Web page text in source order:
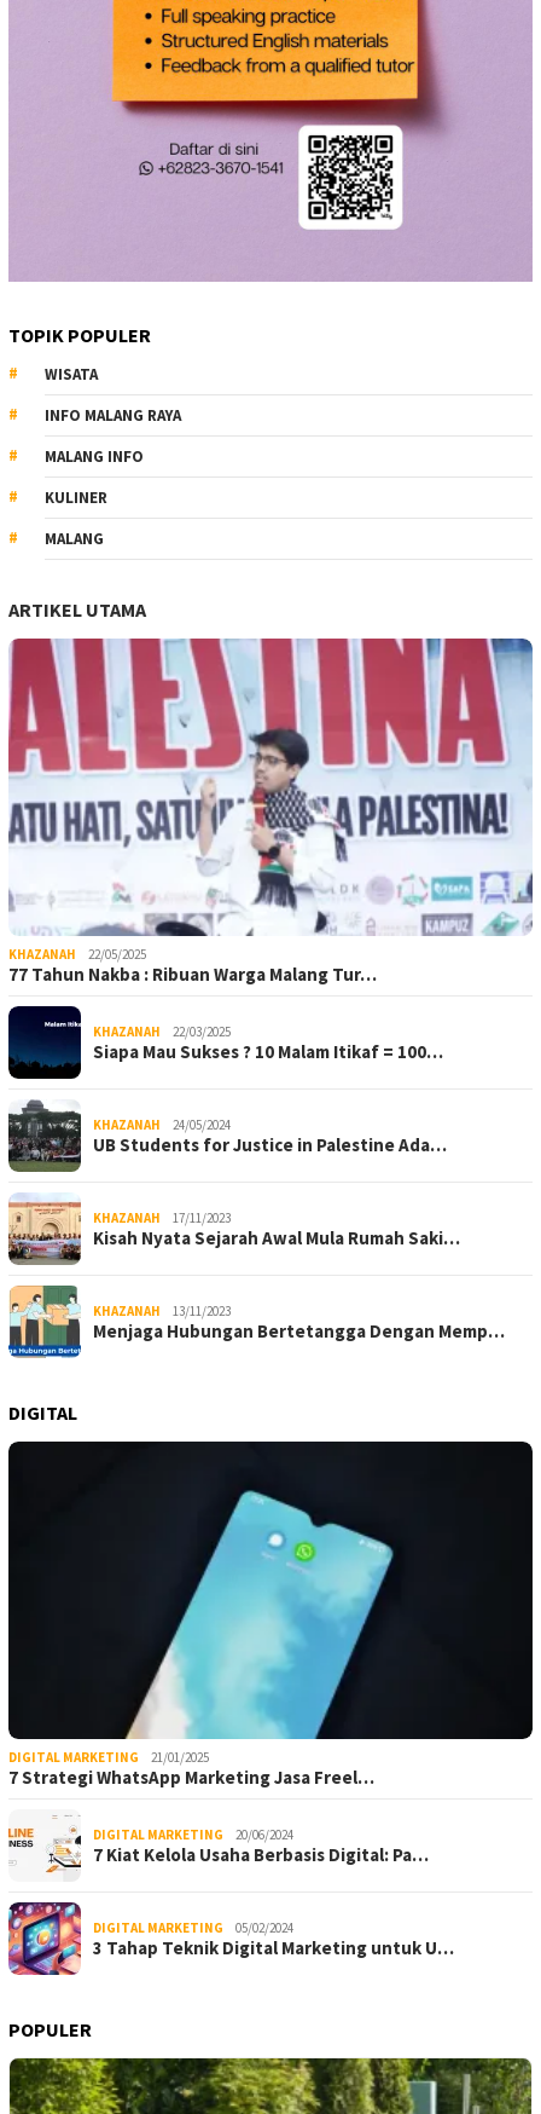
TOPIK POPULER
WISATA
INFO MALANG RAYA
MALANG INFO
KULINER
MALANG
ARTIKEL UTAMA
KHAZANAH 22/05/2025
77 Tahun Nakba : Ribuan Warga Malang Tur…
KHAZANAH 22/03/2025
Siapa Mau Sukses ? 10 Malam Itikaf = 100…
KHAZANAH 24/05/2024
UB Students for Justice in Palestine Ada…
KHAZANAH 17/11/2023
Kisah Nyata Sejarah Awal Mula Rumah Saki…
KHAZANAH 13/11/2023
Menjaga Hubungan Bertetangga Dengan Memp…
DIGITAL
DIGITAL MARKETING 21/01/2025
7 Strategi WhatsApp Marketing Jasa Freel…
DIGITAL MARKETING 20/06/2024
7 Kiat Kelola Usaha Berbasis Digital: Pa…
DIGITAL MARKETING 05/02/2024
3 Tahap Teknik Digital Marketing untuk U…
POPULER